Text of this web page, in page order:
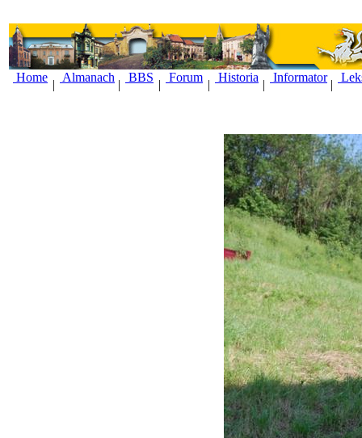
Home
|
Almanach
|
BBS
|
Forum
|
Historia
|
Informator
|